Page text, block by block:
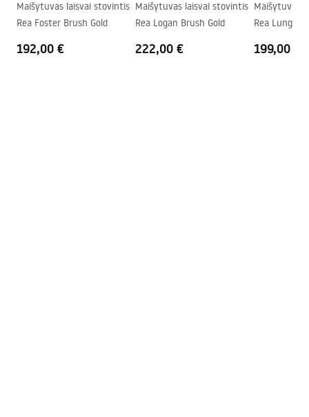
Maišytuvas laisvai stovintis
Rea Foster Brush Gold
192,00 €
Maišytuvas laisvai stovintis
Rea Logan Brush Gold
222,00 €
Maišytuvas
Rea Lungo
199,00 €